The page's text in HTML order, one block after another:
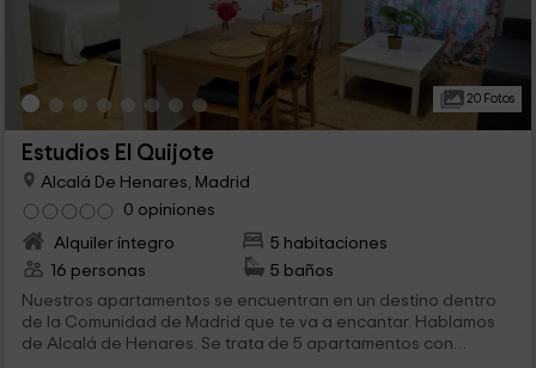
20 Fotos
Estudios El Quijote
Alcalá De Henares, Madrid
0 opiniones
Alquiler íntegro
5 habitaciones
16 personas
5 baños
Nuestros apartamentos se encuentran en un destino dentro
de la Comunidad de Madrid que te va a encantar. Hablamos
de Alcalá de Henares. Se trata de 5 apartamentos con